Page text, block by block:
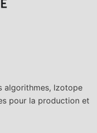
algorithmes, Izotope
pour la production et